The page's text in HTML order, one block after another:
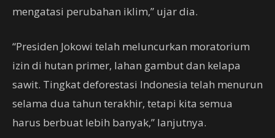
mengatasi perubahan iklim,” ujar dia.
“Presiden Jokowi telah meluncurkan moratorium
izin di hutan primer, lahan gambut dan kelapa
sawit. Tingkat deforestasi Indonesia telah menurun
selama dua tahun terakhir, tetapi kita semua
harus berbuat lebih banyak,” lanjutnya.